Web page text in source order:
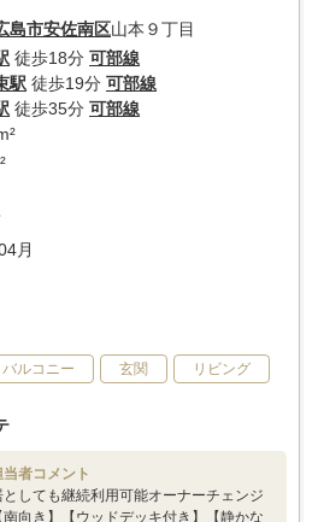
島市安佐南区山本９丁目
徒歩18分 可部線
駅 徒歩19分 可部線
徒歩35分 可部線
月
バルコニー 玄関 リビング
者コメント
しても継続利用可能オーナーチェンジ
南向き】【ウッドデッキ付き】【静かな